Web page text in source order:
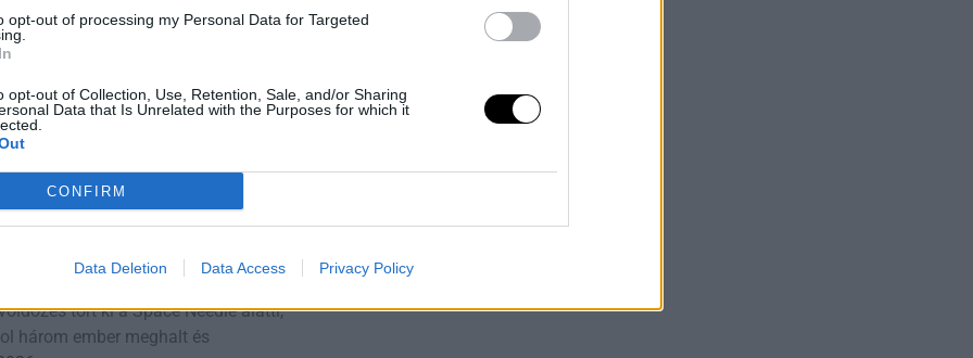
opt-out of processing my Personal Data for Targeted
opt-out of Collection, Use, Retention, Sale, and/or Sharing
Data that Is Unrelated with the Purposes for which it
CONFIRM
Data Deletion Data Access Privacy Policy
Szövetsége
úgy ábrázolják, mint egy intenzív
hímivarsejt versenyez egyetlen
a Sienai Egyetem és a Szegedi
Halott Seattle
letartóztattak, egy másikat
tört ki a Space Needle alatti,
három ember meghalt és